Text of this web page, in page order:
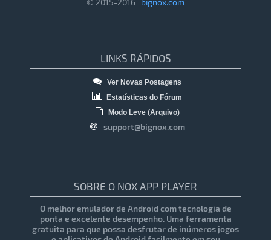
LINKS RÁPIDOS
Ver Novas Postagens
Estatísticas do Fórum
Modo Leve (Arquivo)
support@bignox.com
SOBRE O NOX APP PLAYER
O melhor emulador de Android com tecnologia de
ponta e excelente desempenho. Uma ferramenta
gratuita para que possa desfrutar de inúmeros jogos